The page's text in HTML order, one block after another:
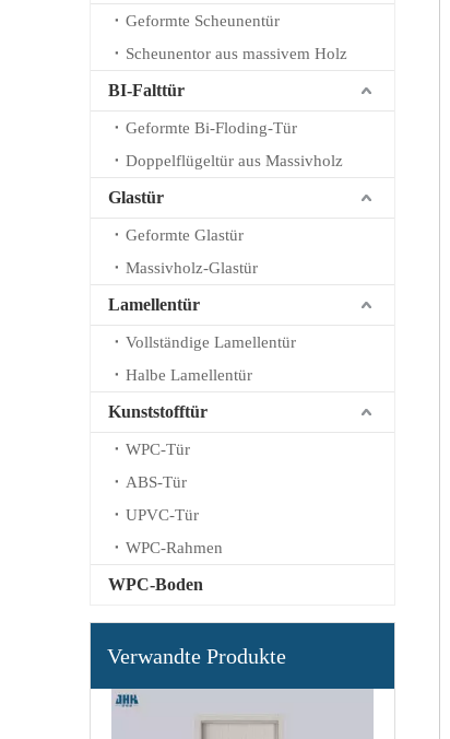
Geformte Scheunentür
Scheunentor aus massivem Holz
BI-Falttür
Geformte Bi-Floding-Tür
Doppelflügeltür aus Massivholz
Glastür
Geformte Glastür
Massivholz-Glastür
Lamellentür
Vollständige Lamellentür
Halbe Lamellentür
Kunststofftür
WPC-Tür
ABS-Tür
UPVC-Tür
WPC-Rahmen
WPC-Boden
Verwandte Produkte